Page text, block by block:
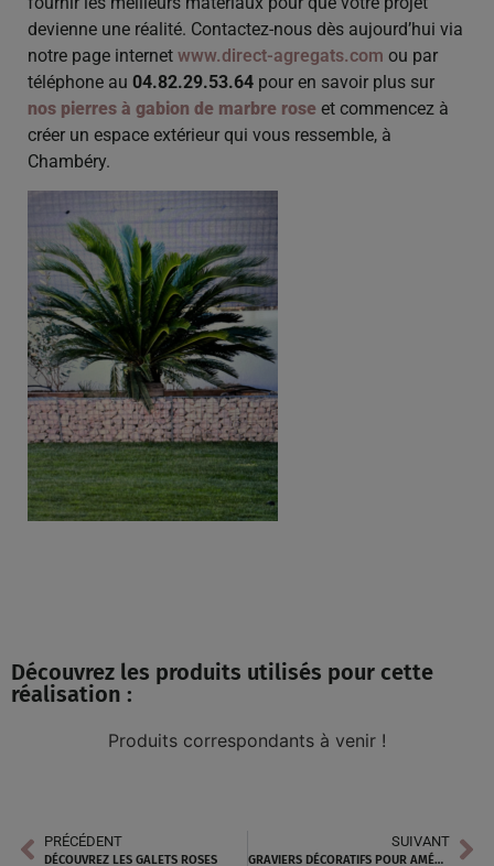
devienne une réalité. Contactez-nous dès aujourd’hui via
notre page internet www.direct-agregats.com ou par
téléphone au 04.82.29.53.64 pour en savoir plus sur
nos pierres à gabion de marbre rose et commencez à
créer un espace extérieur qui vous ressemble, à
Chambéry.
Découvrez les produits utilisés pour cette
réalisation :
Produits correspondants à venir !
PRÉCÉDENT
DÉCOUVREZ LES GALETS ROSES
SUIVANT
GRAVIERS DÉCORATIFS POUR AMÉNAGEMENT PAYSAGER À CABRIÈS